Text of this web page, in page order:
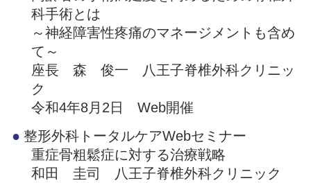
科手術とは
～神経障害性疼痛のマネージメントも含め
て～
座長 森 俊一 八王子脊椎外科クリニッ
ク
令和4年8月2日 Web開催
整形外科トータルケアWebセミナー
重症骨粗鬆症に対する治療戦略
和田 圭司 八王子脊椎外科クリニック